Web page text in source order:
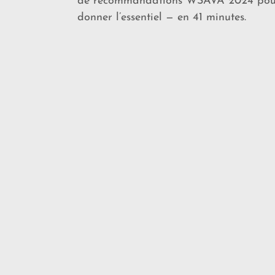
donner l’essentiel — en 41 minutes.